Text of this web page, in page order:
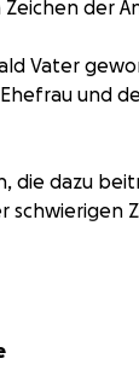
der
Vater
und
die dazu
schwierigen